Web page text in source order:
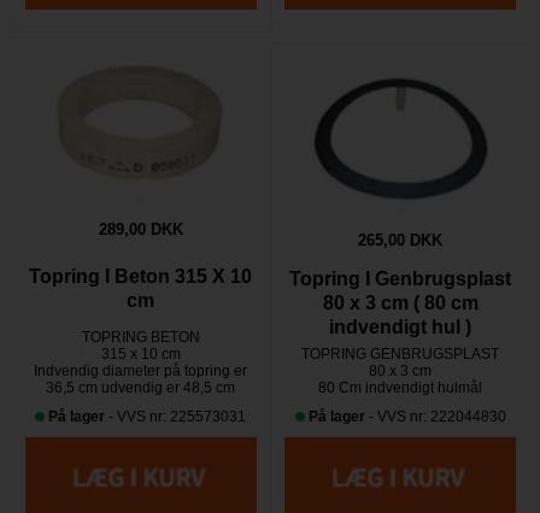
289,00 DKK
Topring I Beton 315 X 10
cm
TOPRING BETON
315 x 10 cm
Indvendig diameter på topring er
36,5 cm udvendig er 48,5 cm
På lager - VVS nr: 225573031
265,00 DKK
Topring I Genbrugsplast
80 x 3 cm ( 80 cm
indvendigt hul )
TOPRING GENBRUGSPLAST
80 x 3 cm
80 Cm indvendigt hulmål
På lager - VVS nr: 222044830